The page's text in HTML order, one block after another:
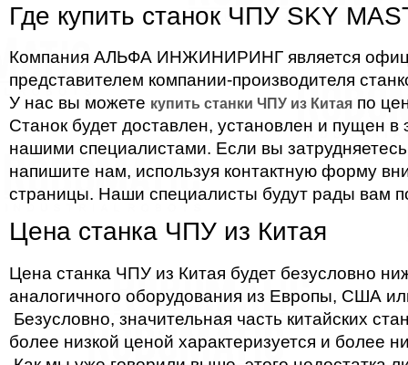
Где купить станок ЧПУ SKY
Компания АЛЬФА ИНЖИНИРИНГ является
представителем компании-производителя
У нас вы можете купить станки ЧПУ из Китая по
Станок будет доставлен, установлен и пущен в
нашими специалистами. Если вы
напишите нам, используя контактную форму
страницы. Наши специалисты будут рады вам
Цена станка ЧПУ из Китая
Цена станка ЧПУ из Китая будет безусловно
аналогичного оборудования из Европы, США
Безусловно, значительная часть китайских
более низкой ценой характеризуется и более